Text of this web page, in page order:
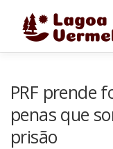
FALE CONOSCO
PRF prende
penas que
prisão